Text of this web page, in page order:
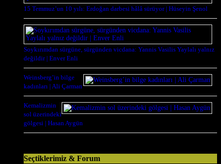
15 Temmuz’un 10 yılı: Erdoğan darbesi hâlâ sürüyor | Hüseyin Şenol
Soykırımdan sürgüne, sürgünden vicdana: Yannis Vasilis Yaylalı yalnız
değildir | Enver Enli
Weinsberg’in bilge
kadınları | Ali Çarman
Kemalizmin
sol üzerindeki
gölgesi | Hasan Aygün
Seçtiklerimiz & Forum